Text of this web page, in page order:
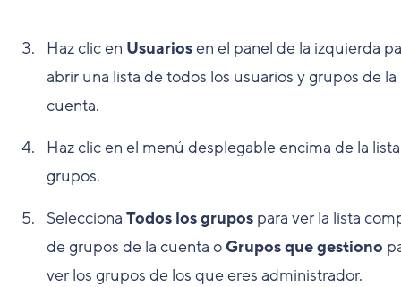
Haz clic en Usuariosen el panel de la izquierda
abrir una lista de todos los usuarios y grupos de la
cuenta.
Haz clic en el menú desplegable encima de la
grupos.
Selecciona Todos los grupos para ver la lista
de grupos de la cuenta oGrupos que gestiono
ver los grupos de los que eres administrador.